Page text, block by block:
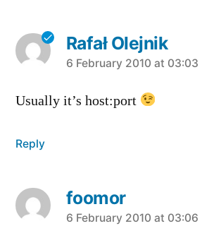
Rafał Olejnik
says:
6 February 2010 at 03:03
Usually it’s host:port
Reply
foomor
says:
6 February 2010 at 03:06